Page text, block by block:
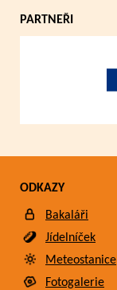
PARTNEŘI
ODKAZY
Bakaláři
Jídelníček
Meteostanice
Fotogalerie